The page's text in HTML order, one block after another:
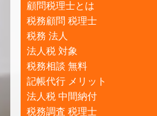
顧問税理士とは
税務顧問 税理士
税務 法人
法人税 対象
税務相談 無料
記帳代行 メリット
法人税 中間納付
税務調査 税理士